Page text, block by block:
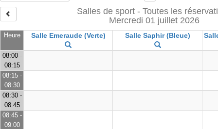
Salles de sport - Toutes les
Mercredi 01 juillet 2026
Heure Salle Emeraude (Verte) Salle Saphir (Bleue)
08:00 -
08:15
08:15 -
08:30
08:30 -
08:45
08:45 -
09:00